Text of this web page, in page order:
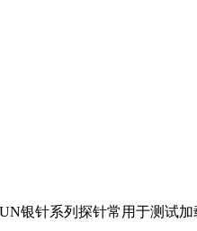
银针系列探针常用于测试加